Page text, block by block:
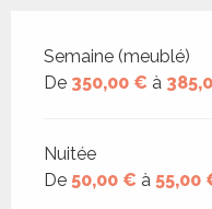
Tarifs 2026
Semaine (meublé)
De 350,00 € à
Nuitée
De 50,00 € à 55,00